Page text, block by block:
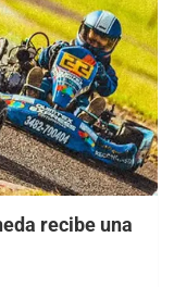
recibe una